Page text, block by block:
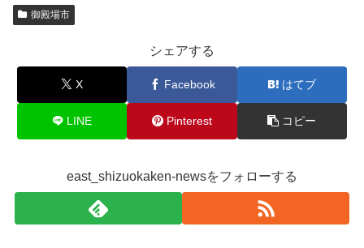
御殿場市
シェアする
X Facebook はてブ
LINE Pinterest コピー
east_shizuokaken-newsをフォローする